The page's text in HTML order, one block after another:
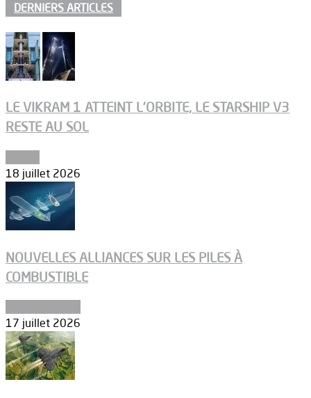
DERNIERS ARTICLES
LE VIKRAM 1 ATTEINT L’ORBITE, LE STARSHIP V3
RESTE AU SOL
18 juillet 2026
NOUVELLES ALLIANCES SUR LES PILES À
COMBUSTIBLE
17 juillet 2026